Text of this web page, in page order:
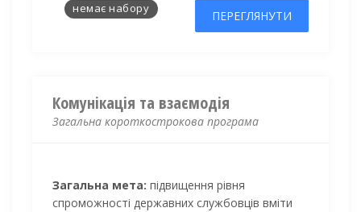
немає набору ПЕРЕГЛЯНУТИ
Комунікація та взаємодія
Загальна короткострокова програма
Загальна мета: підвищення рівня
спроможності державних службовців вміти